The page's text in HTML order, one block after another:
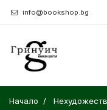
info@bookshop.bg
Начало